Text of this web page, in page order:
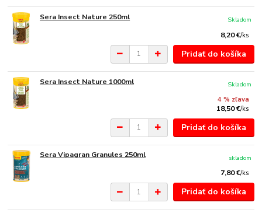
Sera Insect Nature 250ml
8,20 €/ks
Skladom
Pridať do košíka
Sera Insect Nature 1000ml
4 % zľava
18,50 €/ks
Skladom
Pridať do košíka
Sera Vipagran Granules 250ml
7,80 €/ks
skladom
Pridať do košíka